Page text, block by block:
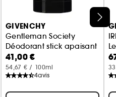
GIVENCHY
Gentleman Society
Déodorant stick apaisant
41,00 €
54,67 € / 100ml
4avis